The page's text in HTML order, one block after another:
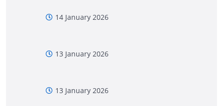
14 January 2026
13 January 2026
13 January 2026